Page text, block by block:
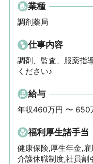
業種
調剤薬局
仕事内容
調剤、監査、服薬指
ください♪
給与
年収460万円 〜 650
福利厚生諸手当
健康保険,厚生年金,
介護休職制度,社員割